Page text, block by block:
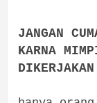
JANGAN
KARNA
DIKERJAKAN